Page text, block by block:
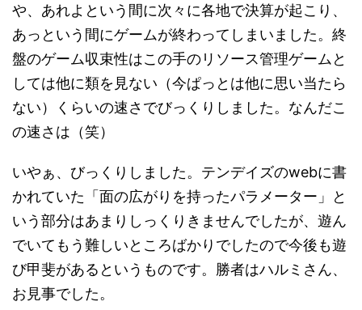
や、あれよという間に次々に各地で決算が起こり、
あっという間にゲームが終わってしまいました。終
盤のゲーム収束性はこの手のリソース管理ゲームと
しては他に類を見ない（今ぱっとは他に思い当たら
ない）くらいの速さでびっくりしました。なんだこ
の速さは（笑）
いやぁ、びっくりしました。テンデイズのwebに書
かれていた「面の広がりを持ったパラメーター」と
いう部分はあまりしっくりきませんでしたが、遊ん
でいてもう難しいところばかりでしたので今後も遊
び甲斐があるというものです。勝者はハルミさん、
お見事でした。